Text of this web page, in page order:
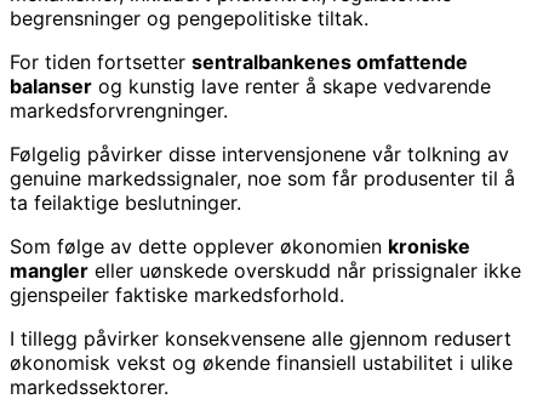
begrensninger og pengepolitiske tiltak.
For tiden fortsetter sentralbankenes omfattende
balanser og kunstig lave renter å skape vedvarende
markedsforvrengninger.
Følgelig påvirker disse intervensjonene vår tolkning av
genuine markedssignaler, noe som får produsenter til å
ta feilaktige beslutninger.
Som følge av dette opplever økonomien kroniske
mangler eller uønskede overskudd når prissignaler ikke
gjenspeiler faktiske markedsforhold.
I tillegg påvirker konsekvensene alle gjennom redusert
økonomisk vekst og økende finansiell ustabilitet i ulike
markedssektorer.